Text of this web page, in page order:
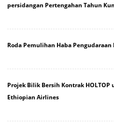
persidangan Pertengahan Tahun
Roda Pemulihan Haba
Projek Bilik Bersih Kontrak
Ethiopian Airlines